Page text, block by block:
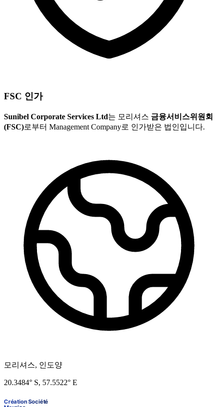
FSC 인가
Sunibel Corporate Services Ltd는 모리셔스 금융서비스위원회
(FSC)로부터 Management Company로 인가받은 법인입니다.
모리셔스, 인도양
20.3484° S, 57.5522° E